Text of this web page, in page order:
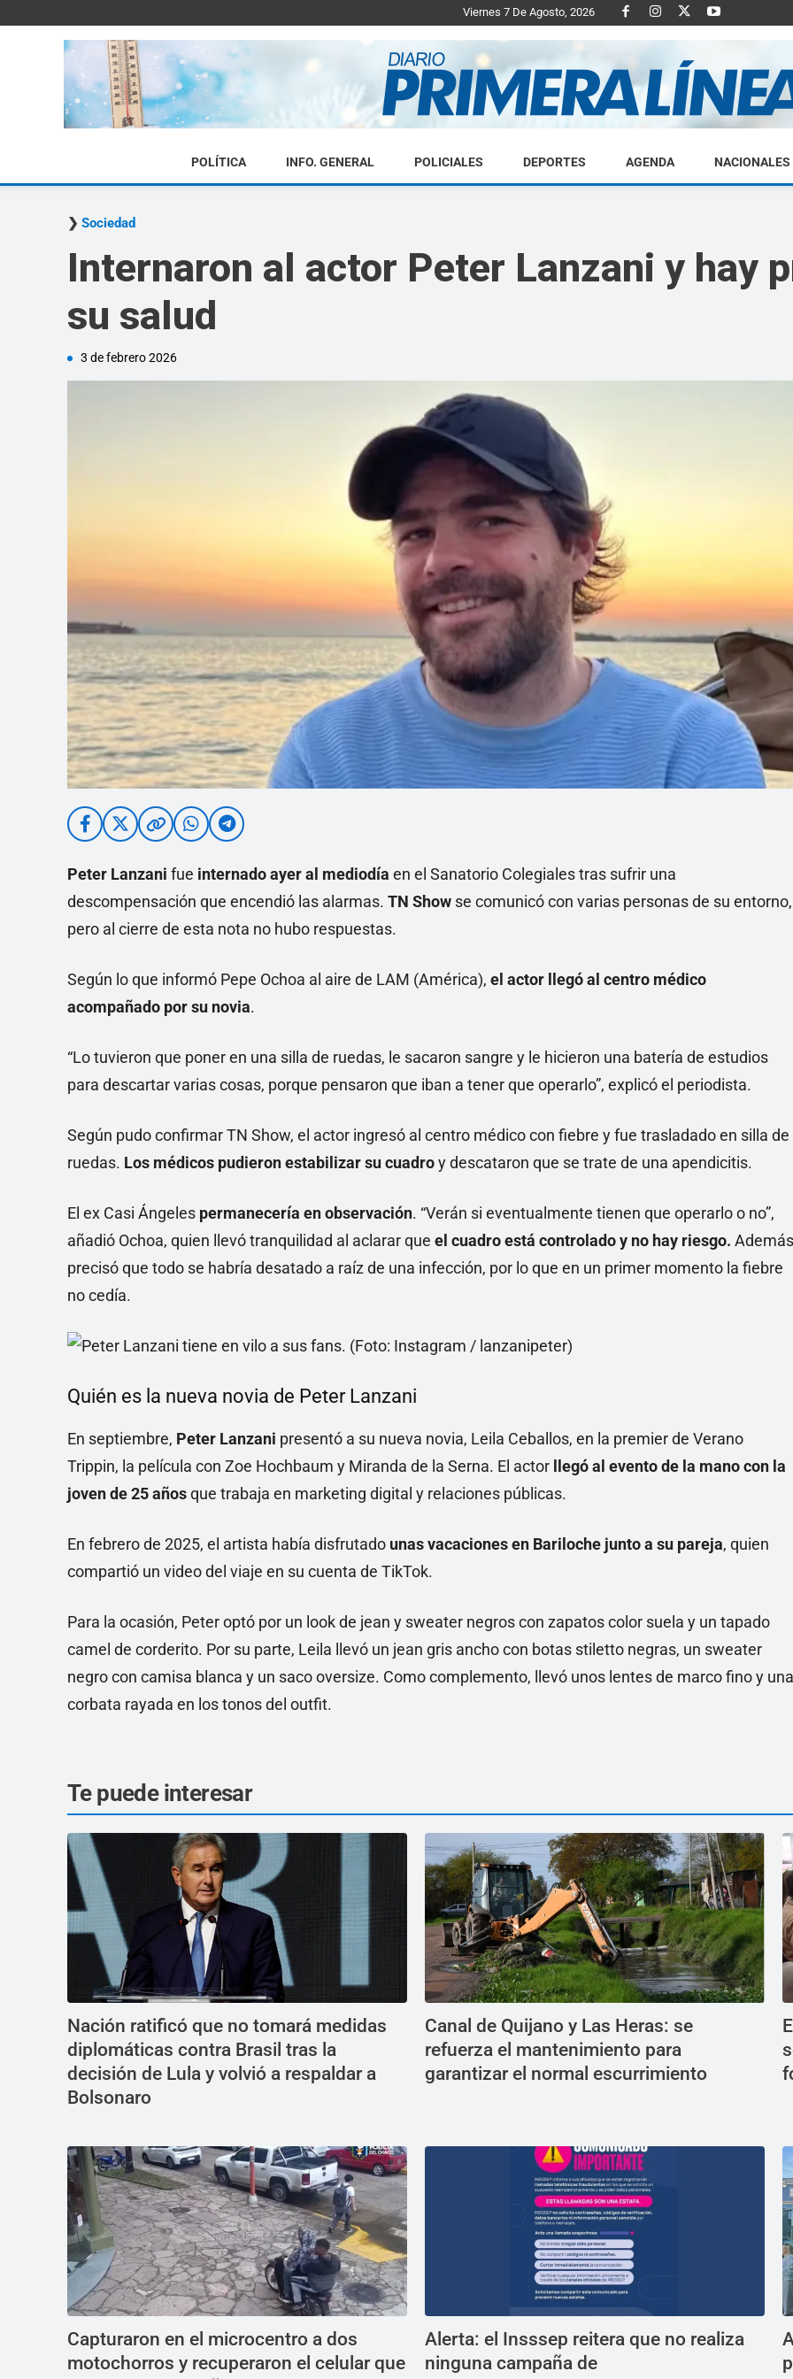
Viernes 7 De Agosto, 2026
Diario
POLÍTICA INFO. GENERAL POLICIALES DEPORTES AGENDA NACIONALES
Sociedad
Internaron al actor Peter Lanzani y hay
su salud
3 de febrero 2026
Peter Lanzani fue internado ayer al mediodía en el Sanatorio Colegiales tras sufrir una
descompensación que encendió las alarmas. TN Show se comunicó con varias personas de su entorno,
pero al cierre de esta nota no hubo respuestas.
Según lo que informó Pepe Ochoa al aire de LAM (América), el actor llegó al centro médico
acompañado por su novia.
“Lo tuvieron que poner en una silla de ruedas, le sacaron sangre y le hicieron una batería de estudios
para descartar varias cosas, porque pensaron que iban a tener que operarlo”, explicó el periodista.
Según pudo confirmar TN Show, el actor ingresó al centro médico con fiebre y fue trasladado en silla de
ruedas. Los médicos pudieron estabilizar su cuadroy descataron que se trate de una apendicitis.
El ex Casi Ángeles permanecería en observación. “Verán si eventualmente tienen que operarlo o no”,
añadió Ochoa, quien llevó tranquilidad al aclarar que el cuadro está controlado y no hay riesgo.
precisó que todo se habría desatado a raíz de una infección, por lo que en un primer momento la fiebre
no cedía.
Quién es la nueva novia de Peter Lanzani
En septiembre, Peter Lanzani presentó a su nueva novia, Leila Ceballos, en la premier de Verano
Trippin, la película con Zoe Hochbaum y Miranda de la Serna. El actor
llegó al evento de la mano con la
joven de 25 añosque trabaja en marketing digital y relaciones públicas.
En febrero de 2025, el artista había disfrutado unas vacaciones en Bariloche junto a su pareja, quien
compartió un video del viaje en su cuenta de TikTok.
Para la ocasión, Peter optó por un look de jean y sweater negros con zapatos color suela y un tapado
camel de corderito. Por su parte, Leila llevó un jean gris ancho con botas stiletto negras, un sweater
negro con camisa blanca y un saco oversize. Como complemento, llevó unos lentes de marco fino y una
corbata rayada en los tonos del outfit.
Te puede interesar
Nación ratificó que no tomará medidas
diplomáticas contra Brasil tras la
decisión de Lula y volvió a respaldar a
Bolsonaro
Canal de Quijano y Las Heras: se
refuerza el mantenimiento para
garantizar el normal escurrimiento
Capturaron en el microcentro a dos
motochorros y recuperaron el celular que
Alerta: el Insssep reitera que no realiza
ninguna campaña de